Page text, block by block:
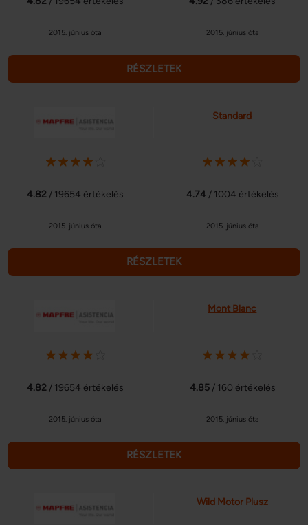
2015. június óta 2015. június óta
RÉSZLETEK
4.82 / 19654 értékelés
2015. június óta
Standard
4.74/ 1004 értékelés
2015. június óta
RÉSZLETEK
4.82 / 19654 értékelés
2015. június óta
Mont Blanc
4.85/ 160 értékelés
2015. június óta
RÉSZLETEK
Wild Motor Plusz